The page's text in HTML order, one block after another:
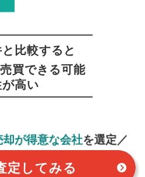
比較すると
買できる可能
高い
却が得意な会社を選定／
定 してみる